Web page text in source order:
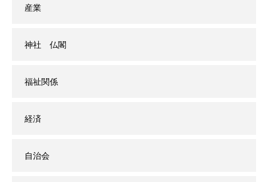
産業
神社 仏閣
福祉関係
経済
自治会